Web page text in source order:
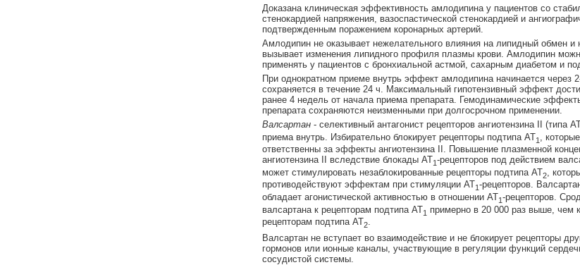
Доказана клиническая эффективность амлодипина у пациентов со
стенокардией напряжения, вазоспастической стенокардией и
подтвержденным поражением коронарных артерий.
Амлодипин не оказывает нежелательного влияния на липидный обмен и
вызывает изменения липидного профиля плазмы крови. Амлодипин
применять у пациентов с бронхиальной астмой, сахарным диабетом и
При однократном приеме внутрь эффект амлодипина начинается через
сохраняется в течение 24 ч. Максимальный гипотензивный эффект
ранее 4 недель от начала приема препарата. Гемодинамические
препарата сохраняются неизменными при долгосрочном применении.
Валсартан- селективный антагонист рецепторов ангиотензина II (типа
приема внутрь. Избирательно блокирует рецепторы подтипа AT1
, которые
ответственны за эффекты ангиотензина II. Повышение плазменной
ангиотензина II вследствие блокады AT1-рецепторов под действием
может стимулировать незаблокированные рецепторы подтипа АТ2,
противодействуют эффектам при стимуляции AT1-рецепторов.
обладает агонистической активностью в отношении АТ1-рецепторов.
валсартана к рецепторам подтипа AT1 примерно в 20 000 раз выше, чем к
рецепторам подтипа АТ2.
Валсартан не вступает во взаимодействие и не блокирует рецепторы
гормонов или ионные каналы, участвующие в регуляции функций
сосудистой системы.